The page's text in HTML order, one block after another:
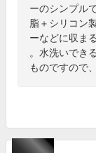
ーのシンプル
脂＋シリコン
ーなどに収ま
。水洗いでき
ものですので